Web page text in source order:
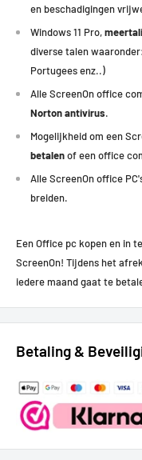
en beschadigingen
Windows 11 Pro,
diverse talen
Portugees enz..)
Alle ScreenOn office
Norton antivirus.
Mogelijkheid om een
betalenof een office
Alle ScreenOn office
breiden.
Een Office pc kopen en in
ScreenOn! Tijdens het
iedere maand gaat te
Betaling &